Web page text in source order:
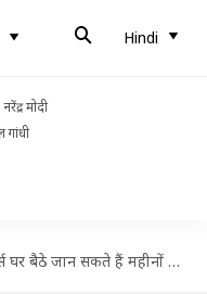
Hindi
नरेंद्र मोदी
गांधी
सकते हैं महीनों की कॉल हिस्ट्री, जानें तरीका